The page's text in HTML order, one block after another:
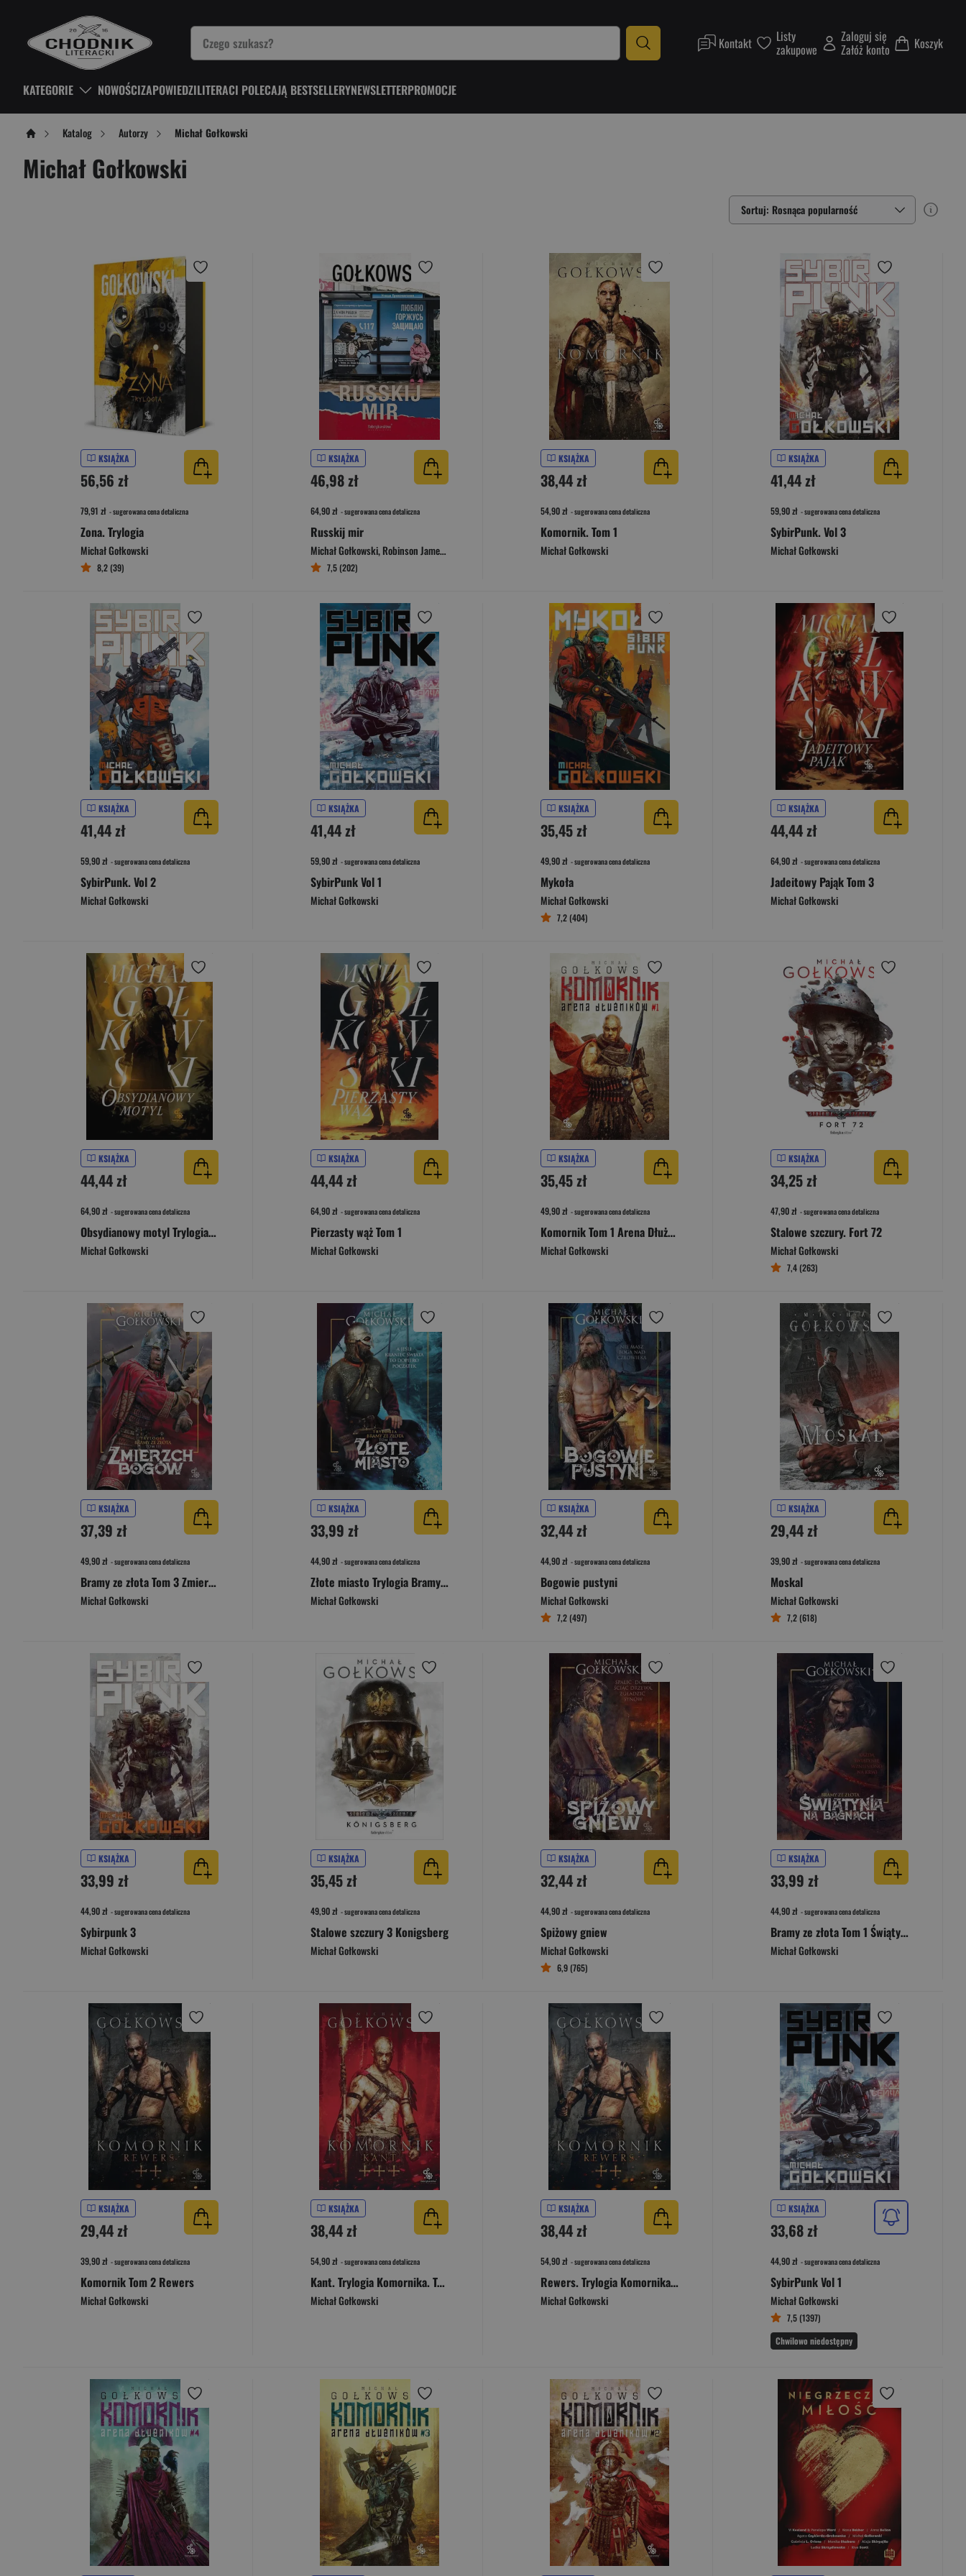
Kontakt Listy
zakupowe
Zaloguj się
Załóż konto Koszyk
KATEGORIE NOWOŚCIZAPOWIEDZILITERACI POLECAJĄ BESTSELLERYNEWSLETTERPROMOCJE
Katalog Autorzy Michał Gołkowski
Michał Gołkowski
Sortuj: Rosnąca popularność
KSIĄŻKA
56,56 zł
79,91 zł - sugerowana cena detaliczna
Zona. Trylogia
Michał Gołkowski
8,2 (39)
KSIĄŻKA
46,98 zł
64,90 zł - sugerowana cena detaliczna
Russkij mir
Michał Gołkowski,Robinson James A.
7,5 (202)
KSIĄŻKA
38,44 zł
54,90 zł - sugerowana cena detaliczna
Komornik. Tom 1
Michał Gołkowski
KSIĄŻKA
41,44 zł
59,90 zł - sugerowana cena detaliczna
SybirPunk. Vol 3
Michał Gołkowski
KSIĄŻKA
41,44 zł
59,90 zł - sugerowana cena detaliczna
SybirPunk. Vol 2
Michał Gołkowski
KSIĄŻKA
41,44 zł
59,90 zł - sugerowana cena detaliczna
SybirPunk Vol 1
Michał Gołkowski
KSIĄŻKA
35,45 zł
49,90 zł - sugerowana cena detaliczna
Mykoła
Michał Gołkowski
7,2 (404)
KSIĄŻKA
44,44 zł
64,90 zł - sugerowana cena detaliczna
Jadeitowy Pająk Tom 3
Michał Gołkowski
KSIĄŻKA
44,44 zł
64,90 zł - sugerowana cena detaliczna
Obsydianowy motyl Trylogia Świat we krwi. Tom 2
Michał Gołkowski
KSIĄŻKA
44,44 zł
64,90 zł - sugerowana cena detaliczna
Pierzasty wąż Tom 1
Michał Gołkowski
KSIĄŻKA
35,45 zł
49,90 zł - sugerowana cena detaliczna
Komornik Tom 1 Arena Dłużników
Michał Gołkowski
KSIĄŻKA
34,25 zł
47,90 zł - sugerowana cena detaliczna
Stalowe szczury. Fort 72
Michał Gołkowski
7,4 (263)
KSIĄŻKA
37,39 zł
49,90 zł - sugerowana cena detaliczna
Bramy ze złota Tom 3 Zmierzch bogów
Michał Gołkowski
KSIĄŻKA
33,99 zł
44,90 zł - sugerowana cena detaliczna
Złote miasto Trylogia Bramy ze złota Tom 2
Michał Gołkowski
KSIĄŻKA
32,44 zł
44,90 zł - sugerowana cena detaliczna
Bogowie pustyni
Michał Gołkowski
7,2 (497)
KSIĄŻKA
29,44 zł
39,90 zł - sugerowana cena detaliczna
Moskal
Michał Gołkowski
7,2 (618)
KSIĄŻKA
33,99 zł
44,90 zł - sugerowana cena detaliczna
Sybirpunk 3
Michał Gołkowski
KSIĄŻKA
35,45 zł
49,90 zł - sugerowana cena detaliczna
Stalowe szczury 3 Konigsberg
Michał Gołkowski
KSIĄŻKA
32,44 zł
44,90 zł - sugerowana cena detaliczna
Spiżowy gniew
Michał Gołkowski
6,9 (765)
KSIĄŻKA
33,99 zł
44,90 zł - sugerowana cena detaliczna
Bramy ze złota Tom 1 Świątynia na bagnach
Michał Gołkowski
KSIĄŻKA
29,44 zł
39,90 zł - sugerowana cena detaliczna
Komornik Tom 2 Rewers
Michał Gołkowski
KSIĄŻKA
38,44 zł
54,90 zł - sugerowana cena detaliczna
Kant. Trylogia Komornika. Tom 3
Michał Gołkowski
KSIĄŻKA
38,44 zł
54,90 zł - sugerowana cena detaliczna
Rewers. Trylogia Komornika. Tom 2
Michał Gołkowski
KSIĄŻKA
33,68 zł
44,90 zł - sugerowana cena detaliczna
SybirPunk Vol 1
Michał Gołkowski
7,5 (1397)
Chwilowo niedostępny